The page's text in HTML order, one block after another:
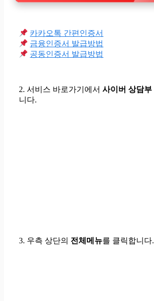
카카오톡 간편인증서
금융인증서 발급방법
공동인증서 발급방법
2. 서비스 바로가기에서 사이버 상담부
니다.
3. 우측 상단의 전체메뉴를 클릭합니다.